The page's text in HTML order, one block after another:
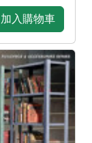
加入購物車